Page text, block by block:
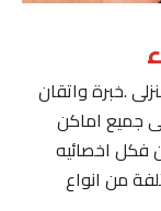
.خبرة واتقان
اماكن
اخصائيه
من انواع